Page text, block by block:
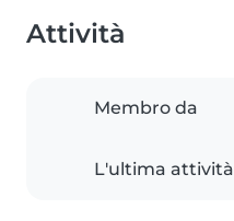
Attività
Membro da
L'ultima attività